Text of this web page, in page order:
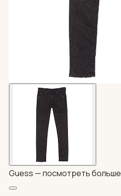
Guess —посмотреть больше